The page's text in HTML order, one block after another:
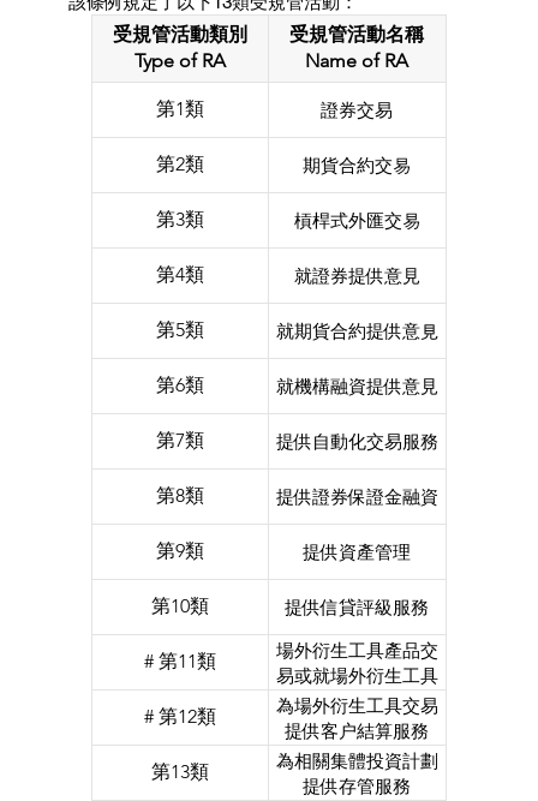
受規管活動類別
Type of RA
受規管活動名稱
Name of RA
第1類 證券交易
第2類 期貨合約交易
第3類 槓桿式外匯交易
第4類 就證券提供意見
第5類 就期貨合約提供意見
第6類 就機構融資提供意見
第7類 提供自動化交易服務
第8類 提供證券保證金融資
第9類 提供資產管理
第10類 提供信貸評級服務
# 第11類
場外衍生工具產品交
易或就場外衍生工具
產品提供意見
# 第12類
為場外衍生工具交易
提供客户結算服務
第13類
為相關集體投資計劃
提供存管服務